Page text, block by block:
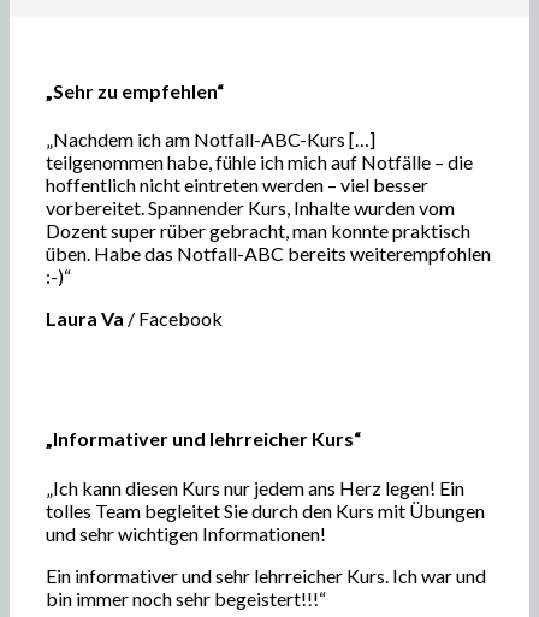
„Sehr zu empfehlen“
„Nachdem ich am Notfall-ABC-Kurs […]
teilgenommen habe, fühle ich mich auf Notfälle – die
hoffentlich nicht eintreten werden – viel besser
vorbereitet. Spannender Kurs, Inhalte wurden vom
Dozent super rüber gebracht, man konnte praktisch
üben. Habe das Notfall-ABC bereits weiterempfohlen
:-)“
Laura Va / Facebook
„Informativer und lehrreicher Kurs“
„Ich kann diesen Kurs nur jedem ans Herz legen! Ein
tolles Team begleitet Sie durch den Kurs mit Übungen
und sehr wichtigen Informationen!
Ein informativer und sehr lehrreicher Kurs. Ich war und
bin immer noch sehr begeistert!!!“